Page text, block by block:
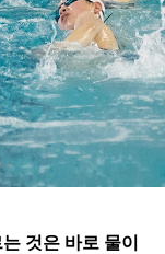
것은 바로 물이